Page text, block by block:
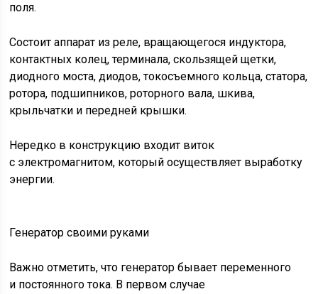
поля.
Состоит аппарат из реле, вращающегося индуктора,
контактных колец, терминала, скользящей щетки,
диодного моста, диодов, токосъемного кольца, статора,
ротора, подшипников, роторного вала, шкива,
крыльчатки и передней крышки.
Нередко в конструкцию входит виток
с электромагнитом, который осуществляет выработку
энергии.
Генератор своими руками
Важно отметить, что генератор бывает переменного
и постоянного тока. В первом случае